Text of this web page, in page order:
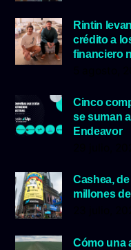
Rintin
crédito a
financiero
Cinco
se suman
Endeavor
Cashea,
millones
Cómo una